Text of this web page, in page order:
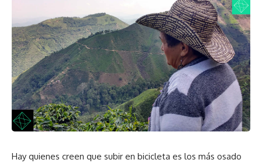
Hay quienes creen que subir en bicicleta es los más osado